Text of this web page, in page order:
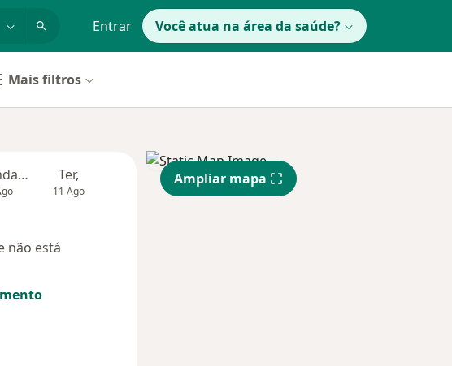
Entrar Você atua na área da saúde?
Mais filtros
Segunda-feira Ter,
11 Ago
Qui,
13 Ago
Sex,
14 Ago
não está
Ampliar mapa